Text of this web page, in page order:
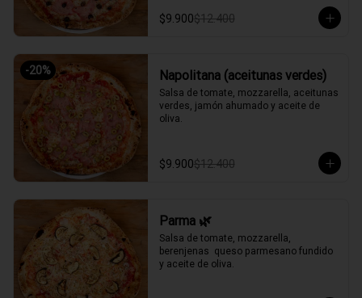
$9.900$12.400
-20% Napolitana (aceitunas verdes)
Salsa de tomate, mozzarella, aceitunas
verdes, jamón ahumado y aceite de
oliva.
$9.900$12.400
Parma 🌿
Salsa de tomate, mozzarella,
berenjenas  queso parmesano fundido
y aceite de oliva.